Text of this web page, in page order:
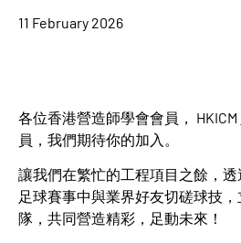
11 February 2026
各位香港營造師學會會員，
員，我們期待你的加入。
讓我們在繁忙的工程項目之餘，
足球賽事中與業界好友切磋球技，
隊，共同營造精彩，足動未來！